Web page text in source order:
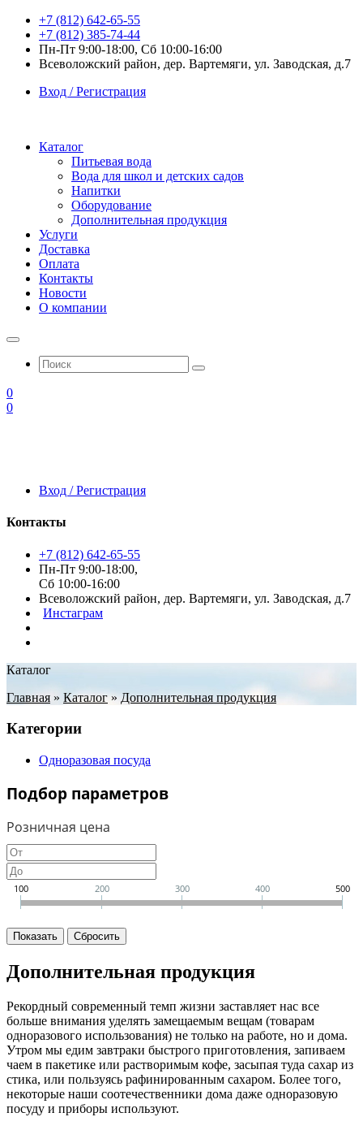
+7 (812) 642-65-55
+7 (812) 385-74-44
Пн-Пт 9:00-18:00, Сб 10:00-16:00
Всеволожский район, дер. Вартемяги, ул. Заводская, д.7
Вход / Регистрация
Каталог
Питьевая вода
Вода для школ и детских садов
Напитки
Оборудование
Дополнительная продукция
Услуги
Доставка
Оплата
Контакты
Новости
О компании
0
0
Вход / Регистрация
Контакты
+7 (812) 642-65-55
Пн-Пт 9:00-18:00,
Сб 10:00-16:00
Всеволожский район, дер. Вартемяги, ул. Заводская, д.7
Инстаграм
Каталог
Главная » Каталог»Дополнительная продукция
Категории
Одноразовая посуда
Подбор параметров
Розничная цена
100 200 300 400 500
Дополнительная продукция
Рекордный современный темп жизни заставляет нас все
больше внимания уделять замещаемым вещам (товарам
одноразового использования) не только на работе, но и дома.
Утром мы едим завтраки быстрого приготовления, запиваем
чаем в пакетике или растворимым кофе, засыпая туда сахар из
стика, или пользуясь рафинированным сахаром. Более того,
некоторые наши соотечественники дома даже одноразовую
посуду и приборы используют.